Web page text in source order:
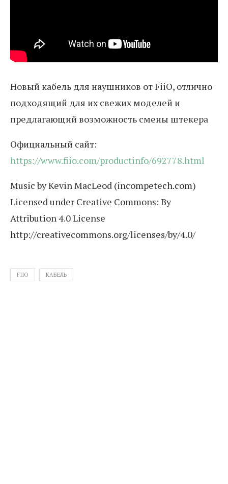
Новый кабель для наушников от FiiO, отлично
подходящий для их свежих моделей и
предлагающий возможность смены штекера
Официальный сайт:
https://www.fiio.com/productinfo/692778.html
Music by Kevin MacLeod (incompetech.com)
Licensed under Creative Commons: By
Attribution 4.0 License
http://creativecommons.org/licenses/by/4.0/
FIIO КАБЕЛЬ